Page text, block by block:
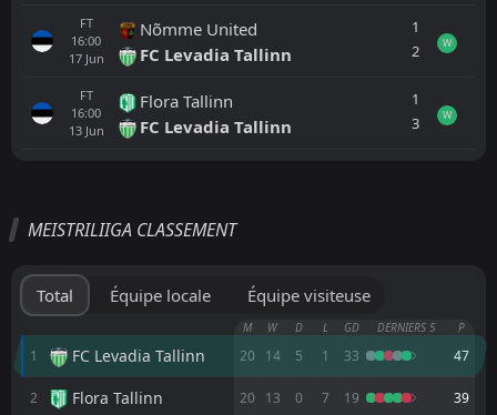
FT
16:00
17 Jun
Nõmme United
FC Levadia Tallinn
1
2
W
FT
16:00
13 Jun
Flora Tallinn
FC Levadia Tallinn
1
3
W
12:30
14
Feb
08Feb
Tallinna Kalev
Vaprus
0
6
FT
Viimsi
3
MEISTRILIIGA CLASSEMENT
Total Équipe locale Équipe visiteuse
M W D L GD DERNIERS 5 P
1 FC Levadia Tallinn 20 14 5 1 33 47
2 Flora Tallinn 20 13 0 7 19 39